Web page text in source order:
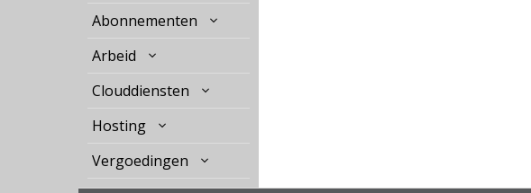
Abonnementen
Arbeid
Clouddiensten
Hosting
Vergoedingen